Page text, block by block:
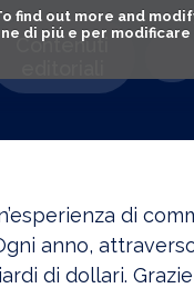
find out more and
di piú e per
Contenuti
di
anno,
di dollari.